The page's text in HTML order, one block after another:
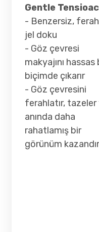
Gentle
- Benzersiz,
jel doku
- Göz çevresi
makyajını hassas
biçimde çıkarır
- Göz çevresini
ferahlatır, tazeler
anında daha
rahatlamış bir
görünüm